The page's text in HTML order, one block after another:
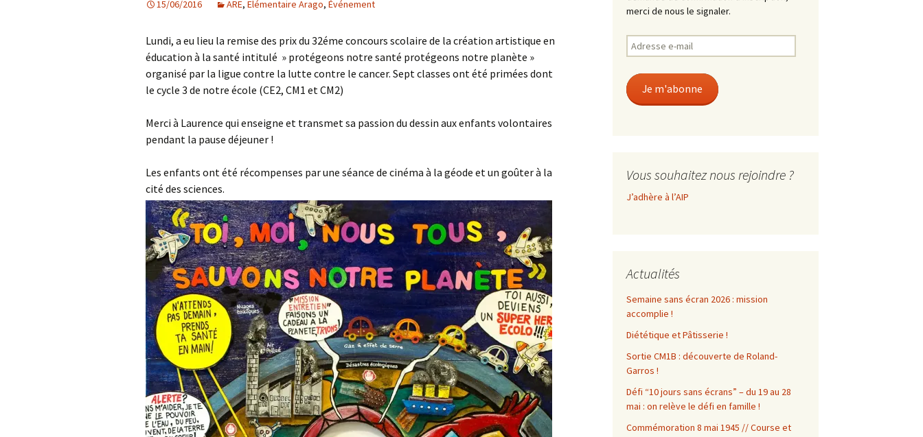
L’équipe AIP Élémentaire
Arago
Sécurisation des rues du
quartier
Débats et réflexions
Nous rejoindre
Ligne éditoriale
Mentions légales
15/06/2016 ARE, Elémentaire Arago, Événement
Lundi, a eu lieu la remise des prix du 32éme concours scolaire de la création artistique en
éducation à la santé intitulé » protégeons notre santé protégeons notre planète »
organisé par la ligue contre la lutte contre le cancer. Sept classes ont été primées dont
le cycle 3 de notre école (CE2, CM1 et CM2)
Merci à Laurence qui enseigne et transmet sa passion du dessin aux enfants volontaires
pendant la pause déjeuner !
Les enfants ont été récompenses par une séance de cinéma à la géode et un goûter à la
cité des sciences.
merci de nous le signaler.
Adresse
e-
Je m'abonne
Vous souhaitez nous rejoindre ?
J’adhère à l’AIP
Actualités
Semaine sans écran 2026 : mission
accomplie !
Diététique et Pâtisserie !
Sortie CM1B : découverte de Roland-
Garros !
Défi “10 jours sans écrans” – du 19 au 28
mai : on relève le défi en famille !
Commémoration 8 mai 1945 // Course et